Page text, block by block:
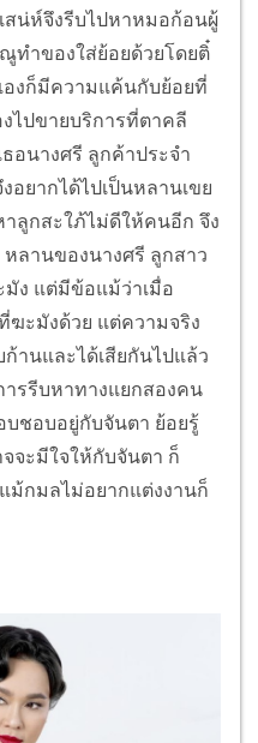
น่ห์จึงรีบไปหาหมอก้อนผู้
ทำของใส่ย้อยด้วยโดยติ๋
องก็มีความแค้นกับย้อยที่
ไปขายบริการที่ตาคลี
อนางศรี ลูกค้าประจำ
ยากได้ไปเป็นหลานเขย
ลูกสะใภ้ไม่ดีให้คนอีก จึง
ลานของนางศรี ลูกสาว
ง แต่มีข้อแม้ว่าเมื่อ
ฆะมังด้วย แต่ความจริง
านและได้เสียกันไปแล้ว
ารรีบหาทางแยกสองคน
ชอบอยู่กับจันตา ย้อยรู้
จะมีใจให้กับจันตา ก็
ม้กมลไม่อยากแต่งงานก็